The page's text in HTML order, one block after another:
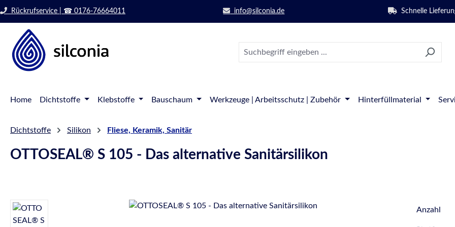
Hauptinhalt springen
Zur Suche springen
Zur Hauptnavigation springen
Rückrufservice | ☎ 0176-76664011 info@silconia.de Schnelle
Home Dichtstoffe Klebstoffe Bauschaum Werkzeuge | Arbeitsschutz | Zubehör Hinterfüllmaterial
Dichtstoffe Silikon Fliese, Keramik, Sanitär
OTTOSEAL® S 105 - Das alternative Sanitärsilikon
Bildergalerie überspringen
Anzahl